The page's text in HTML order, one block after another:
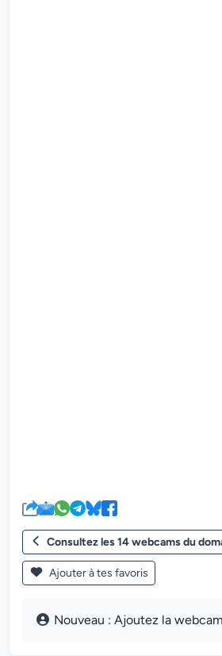
Consultez les 14 webcams du
Ajouter à tes favoris
Nouveau : Ajoutez la